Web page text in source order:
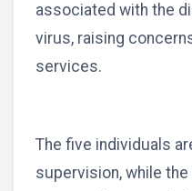
associated with the
virus, raising
services.
The five individuals
supervision, while